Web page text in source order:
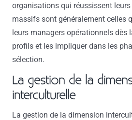
organisations qui réussissent
massifs sont généralement celles
leurs managers opérationnels dès
profils et les impliquer dans les
sélection.
La gestion de la
interculturelle
La gestion de la dimension